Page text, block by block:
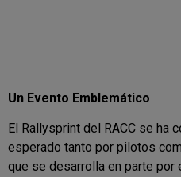
Un Evento Emblemático
El Rallysprint del RACC se ha
esperado tanto por pilotos
que se desarrolla en parte por